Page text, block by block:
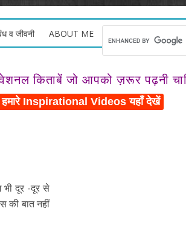
व जीवनी ABOUT ME
किताबें जो आपको ज़रूर पढ़नी
भी दूर -दूर से
की बात नहीं